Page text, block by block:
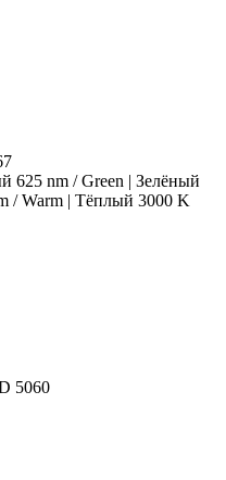
625 nm / Green | Зелёный
/ Warm | Тёплый 3000 K
5060